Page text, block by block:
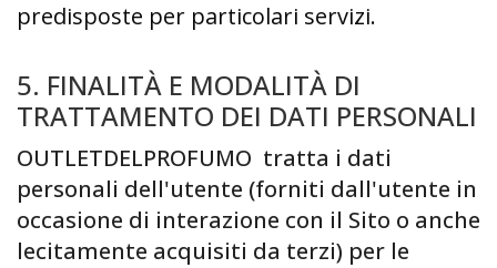
predisposte per particolari servizi.
5. FINALITÀ E MODALITÀ DI
TRATTAMENTO DEI DATI PERSONALI
OUTLETDELPROFUMO tratta i dati
personali dell'utente (forniti dall'utente in
occasione di interazione con il Sito o anche
lecitamente acquisiti da terzi) per le